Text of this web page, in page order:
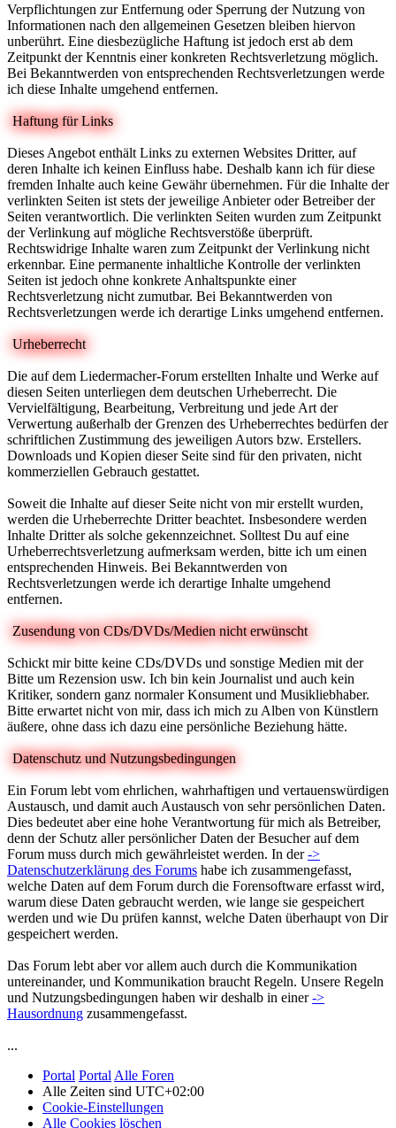
Verpflichtungen zur Entfernung oder Sperrung der Nutzung von
Informationen nach den allgemeinen Gesetzen bleiben hiervon
unberührt. Eine diesbezügliche Haftung ist jedoch erst ab dem
Zeitpunkt der Kenntnis einer konkreten Rechtsverletzung möglich.
Bei Bekanntwerden von entsprechenden Rechtsverletzungen werde
ich diese Inhalte umgehend entfernen.
Haftung für Links
Dieses Angebot enthält Links zu externen Websites Dritter, auf
deren Inhalte ich keinen Einfluss habe. Deshalb kann ich für diese
fremden Inhalte auch keine Gewähr übernehmen. Für die Inhalte der
verlinkten Seiten ist stets der jeweilige Anbieter oder Betreiber der
Seiten verantwortlich. Die verlinkten Seiten wurden zum Zeitpunkt
der Verlinkung auf mögliche Rechtsverstöße überprüft.
Rechtswidrige Inhalte waren zum Zeitpunkt der Verlinkung nicht
erkennbar. Eine permanente inhaltliche Kontrolle der verlinkten
Seiten ist jedoch ohne konkrete Anhaltspunkte einer
Rechtsverletzung nicht zumutbar. Bei Bekanntwerden von
Rechtsverletzungen werde ich derartige Links umgehend entfernen.
Urheberrecht
Die auf dem Liedermacher-Forum erstellten Inhalte und Werke auf
diesen Seiten unterliegen dem deutschen Urheberrecht. Die
Vervielfältigung, Bearbeitung, Verbreitung und jede Art der
Verwertung außerhalb der Grenzen des Urheberrechtes bedürfen der
schriftlichen Zustimmung des jeweiligen Autors bzw. Erstellers.
Downloads und Kopien dieser Seite sind für den privaten, nicht
kommerziellen Gebrauch gestattet.
Soweit die Inhalte auf dieser Seite nicht von mir erstellt wurden,
werden die Urheberrechte Dritter beachtet. Insbesondere werden
Inhalte Dritter als solche gekennzeichnet. Solltest Du auf eine
Urheberrechtsverletzung aufmerksam werden, bitte ich um einen
entsprechenden Hinweis. Bei Bekanntwerden von
Rechtsverletzungen werde ich derartige Inhalte umgehend
entfernen.
Zusendung von CDs/DVDs/Medien nicht erwünscht
Schickt mir bitte keine CDs/DVDs und sonstige Medien mit der
Bitte um Rezension usw. Ich bin kein Journalist und auch kein
Kritiker, sondern ganz normaler Konsument und Musikliebhaber.
Bitte erwartet nicht von mir, dass ich mich zu Alben von Künstlern
äußere, ohne dass ich dazu eine persönliche Beziehung hätte.
Datenschutz und Nutzungsbedingungen
Ein Forum lebt vom ehrlichen, wahrhaftigen und vertauenswürdigen
Austausch, und damit auch Austausch von sehr persönlichen Daten.
Dies bedeutet aber eine hohe Verantwortung für mich als Betreiber,
denn der Schutz aller persönlicher Daten der Besucher auf dem
Forum muss durch mich gewährleistet werden. In der->
Datenschutzerklärung des Forums habe ich zusammengefasst,
welche Daten auf dem Forum durch die Forensoftware erfasst wird,
warum diese Daten gebraucht werden, wie lange sie gespeichert
werden und wie Du prüfen kannst, welche Daten überhaupt von Dir
gespeichert werden.
Das Forum lebt aber vor allem auch durch die Kommunikation
untereinander, und Kommunikation braucht Regeln. Unsere Regeln
und Nutzungsbedingungen haben wir deshalb in einer->
Hausordnung zusammengefasst.
...
Portal Portal Alle Foren
Alle Zeiten sind UTC+02:00
Cookie-Einstellungen
Alle Cookies löschen